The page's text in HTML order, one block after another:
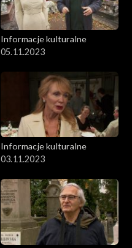
Informacje kulturalne
05.11.2023
Informacje kulturalne
03.11.2023